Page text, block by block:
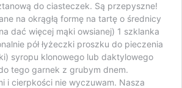
do ciasteczek. Są przepyszne!
na okrągłą formę na tartę o średnicy
dać więcej mąki owsianej) 1 szklanka
pół łyżeczki proszku do pieczenia
syropu klonowego lub daktylowego
tego garnek z grubym dnem.
i cierpkości nie wyczuwam. Nasza